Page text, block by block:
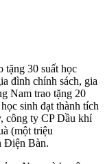
30 suất học
đình chính sách, gia
Nam trao tặng 20
sinh đạt thành tích
công ty CP Dầu khí
(một triệu
Điện Bàn.